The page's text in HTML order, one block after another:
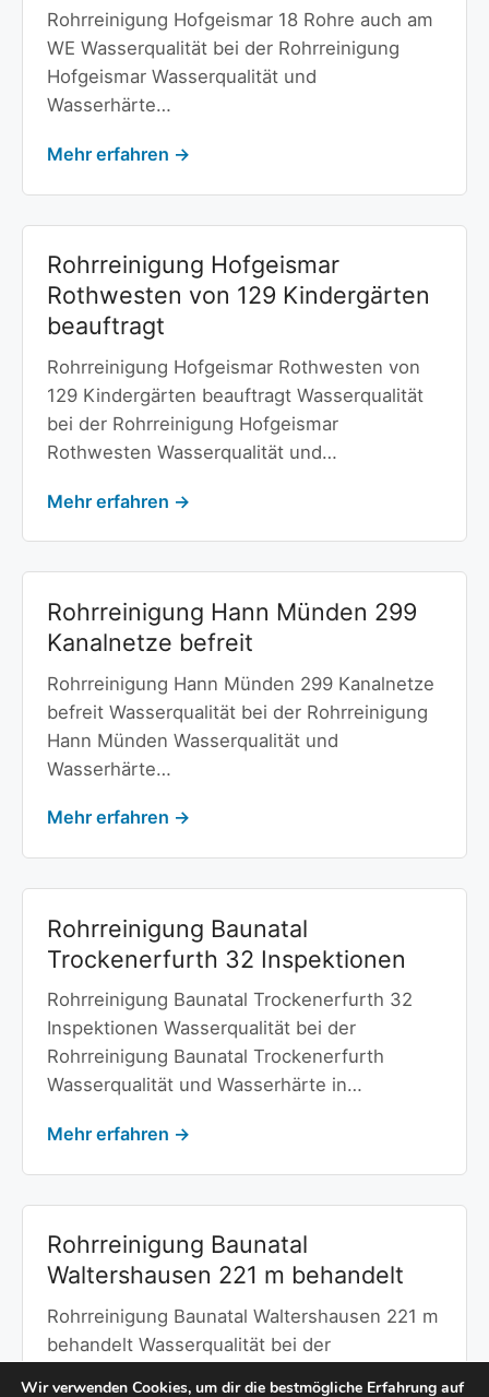
Rohrreinigung Hofgeismar 18 Rohre auch am
WE Wasserqualität bei der Rohrreinigung
Hofgeismar Wasserqualität und
Wasserhärte…
Mehr erfahren →
Rohrreinigung Hofgeismar
Rothwesten von 129 Kindergärten
beauftragt
Rohrreinigung Hofgeismar Rothwesten von
129 Kindergärten beauftragt Wasserqualität
bei der Rohrreinigung Hofgeismar
Rothwesten Wasserqualität und…
Mehr erfahren →
Rohrreinigung Hann Münden 299
Kanalnetze befreit
Rohrreinigung Hann Münden 299 Kanalnetze
befreit Wasserqualität bei der Rohrreinigung
Hann Münden Wasserqualität und
Wasserhärte…
Mehr erfahren →
Rohrreinigung Baunatal
Trockenerfurth 32 Inspektionen
Rohrreinigung Baunatal Trockenerfurth 32
Inspektionen Wasserqualität bei der
Rohrreinigung Baunatal Trockenerfurth
Wasserqualität und Wasserhärte in…
Mehr erfahren →
Rohrreinigung Baunatal
Waltershausen 221 m behandelt
Rohrreinigung Baunatal Waltershausen 221 m
behandelt Wasserqualität bei der
Wir verwenden Cookies, um dir die bestmögliche Erfahrung auf